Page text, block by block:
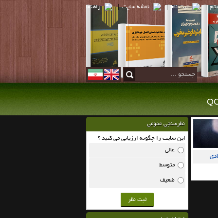
| ثبت نام| نقشه سايت| راهنما
نظرسنجی عمومی
این سایت را چگونه ارزیابی می کنید ؟
عالی
متوسط
ضعیف